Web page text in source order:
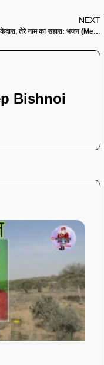
NEXT
मेरे नाथ केदारा, तेरे नाम का सहारा: भजन (Mere Nath Kedara Tere Naam Ka Sahara)
Bishnoi